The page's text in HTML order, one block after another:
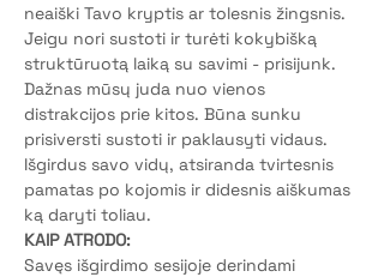
neaiški Tavo kryptis ar tolesnis žingsnis.
Jeigu nori sustoti ir turėti kokybišką
struktūruotą laiką su savimi - prisijunk.
Dažnas mūsų juda nuo vienos
distrakcijos prie kitos. Būna sunku
prisiversti sustoti ir paklausyti vidaus.
Išgirdus savo vidų, atsiranda tvirtesnis
pamatas po kojomis ir didesnis aiškumas
ką daryti toliau.
KAIP ATRODO:
Savęs išgirdimo sesijoje derindami